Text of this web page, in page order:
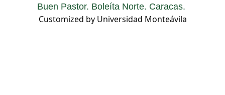
Buen Pastor. Boleíta Norte. Caracas.
Customized by Universidad Monteávila